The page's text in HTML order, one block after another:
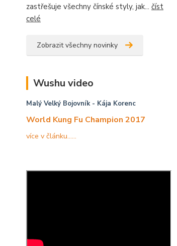
zastřešuje všechny čínské styly, jak... číst
celé
Zobrazit všechny novinky
Wushu video
Malý Velký Bojovník- Kája Korenc
World Kung Fu Champion 2017
více v článku......